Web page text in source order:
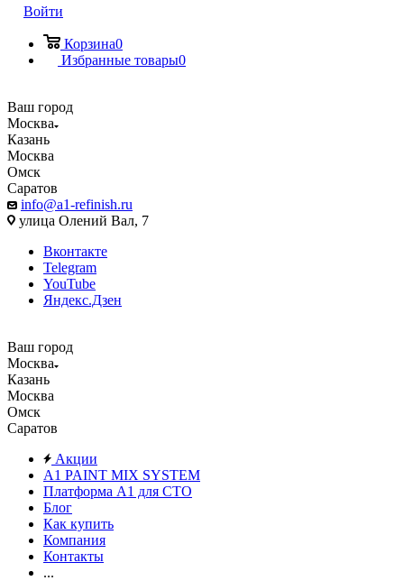
Войти
Корзина0
Избранные товары0
Ваш город
Москва
Казань
Москва
Омск
Саратов
info@a1-refinish.ru
улица Олений Вал, 7
Вконтакте
Telegram
YouTube
Яндекс.Дзен
Ваш город
Москва
Казань
Москва
Омск
Саратов
Акции
A1 PAINT MIX SYSTEM
Платформа А1 для СТО
Блог
Как купить
Компания
Контакты
...